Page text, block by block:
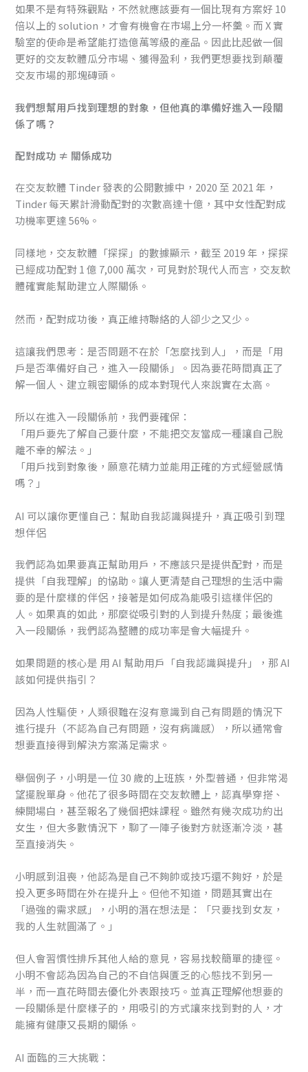
如果不是有特殊觀點，不然就應該要有一個比現有方案好 10
倍以上的 solution，才會有機會在市場上分一杯羹。而 X 實
驗室的使命是希望能打造億萬等級的產品。因此比起做一個
更好的交友軟體瓜分市場、獲得盈利，我們更想要找到顛覆
交友市場的那塊磚頭。
我們想幫用戶找到理想的對象，但他真的準備好進入一段關
係了嗎？
配對成功 ≠ 關係成功
在交友軟體 Tinder 發表的公開數據中，2020 至 2021 年，
Tinder 每天累計滑動配對的次數高達十億，其中女性配對成
功機率更達 56%。
同樣地，交友軟體「探探」的數據顯示，截至 2019 年，探探
已經成功配對 1 億 7,000 萬次，可見對於現代人而言，交友軟
體確實能幫助建立人際關係。
然而，配對成功後，真正維持聯絡的人卻少之又少。
這讓我們思考：是否問題不在於「怎麼找到人」，而是「用
戶是否準備好自己，進入一段關係」。因為要花時間真正了
解一個人、建立親密關係的成本對現代人來說實在太高。
所以在進入一段關係前，我們要確保：
「用戶要先了解自己要什麼，不能把交友當成一種讓自己脫
離不幸的解法。」
「用戶找到對象後，願意花精力並能用正確的方式經營感情
嗎？」
AI 可以讓你更懂自己：幫助自我認識與提升，真正吸引到理
想伴侶
我們認為如果要真正幫助用戶，不應該只是提供配對，而是
提供「自我理解」的協助。讓人更清楚自己理想的生活中需
要的是什麼樣的伴侶，接著是如何成為能吸引這樣伴侶的
人。如果真的如此，那麼從吸引對的人到提升熱度；最後進
入一段關係，我們認為整體的成功率是會大幅提升。
如果問題的核心是 用 AI 幫助用戶「自我認識與提升」，那 AI
該如何提供指引？
因為人性驅使，人類很難在沒有意識到自己有問題的情況下
進行提升（不認為自己有問題，沒有病識感），所以通常會
想要直接得到解決方案滿足需求。
舉個例子，小明是一位 30 歲的上班族，外型普通，但非常渴
望擺脫單身。他花了很多時間在交友軟體上，認真學穿搭、
練開場白，甚至報名了幾個把妹課程。雖然有幾次成功約出
女生，但大多數情況下，聊了一陣子後對方就逐漸冷淡，甚
至直接消失。
小明感到沮喪，他認為是自己不夠帥或技巧還不夠好，於是
投入更多時間在外在提升上。但他不知道，問題其實出在
「過強的需求感」，小明的潛在想法是：「只要找到女友，
我的人生就圓滿了。」
但人會習慣性排斥其他人給的意見，容易找較簡單的捷徑。
小明不會認為因為自己的不自信與匱乏的心態找不到另一
半，而一直花時間去優化外表跟技巧。並真正理解他想要的
一段關係是什麼樣子的，用吸引的方式讓來找到對的人，才
能擁有健康又長期的關係。
AI 面臨的三大挑戰：